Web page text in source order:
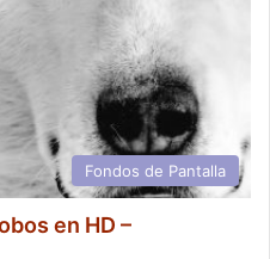
Fondos de Pantalla
en HD –